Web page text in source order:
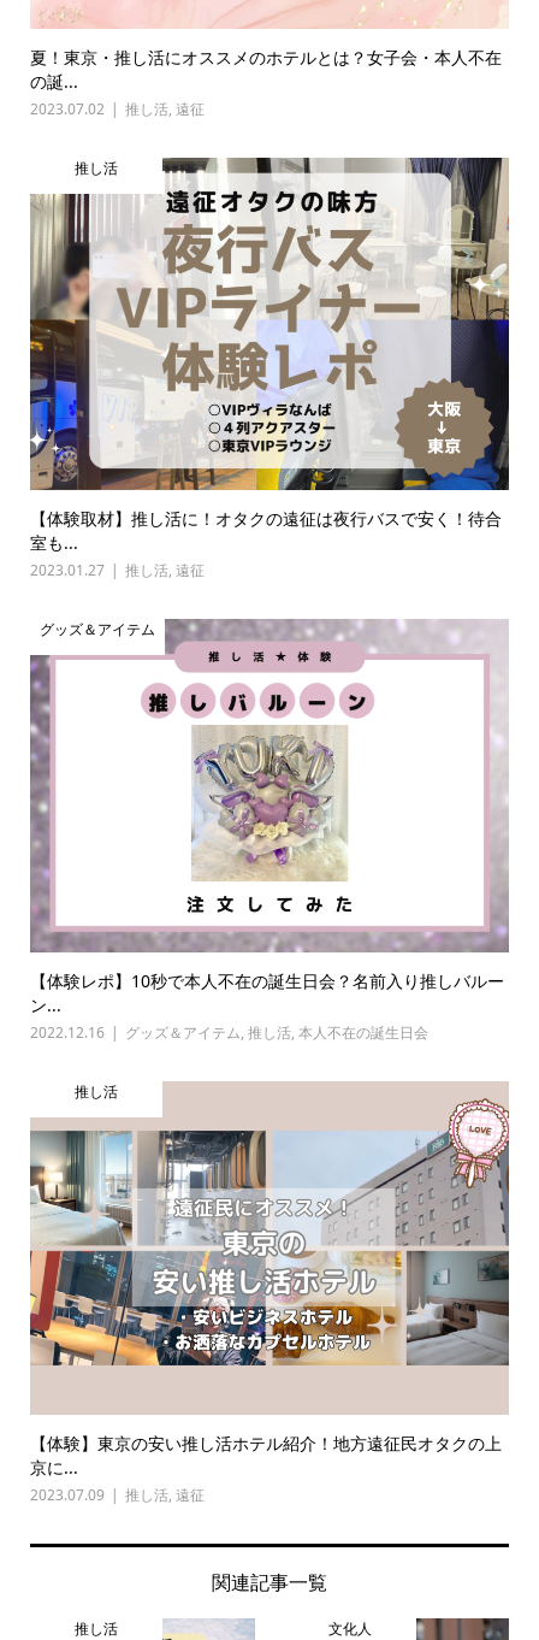
夏！東京・推し活にオススメのホテルとは？女子会・本人不在
の誕...
2023.07.02 推し活, 遠征
推し活
【体験取材】推し活に！オタクの遠征は夜行バスで安く！待合
室も...
2023.01.27 推し活, 遠征
グッズ＆アイテム
【体験レポ】10秒で本人不在の誕生日会？名前入り推しバルー
ン...
2022.12.16 グッズ＆アイテム, 推し活, 本人不在の誕生日会
推し活
【体験】東京の安い推し活ホテル紹介！地方遠征民オタクの上
京に...
2023.07.09 推し活, 遠征
関連記事一覧
推し活 文化人